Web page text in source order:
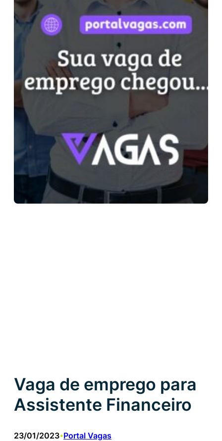
Vaga de emprego para
Assistente Financeiro
23/01/2023•Portal Vagas